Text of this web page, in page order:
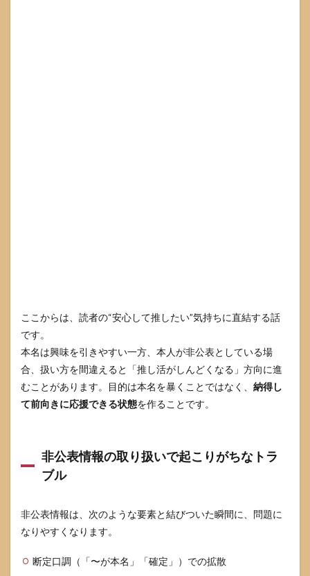
ここからは、読者の“安心して推したい”気持ちに直結する話
です。
本名は興味を引きやすい一方、本人が非公表としている場
合、扱い方を間違えると「推し活がしんどくなる」方向に進
むことがあります。目的は本名を暴くことではなく、 納得し
て前向きに応援できる状態を作ることです。
非公表情報の取り扱いで起こりがちなトラ
ブル
非公表情報は、次のような要素と結びついた瞬間に、問題に
なりやすくなります。
断定口調（「〜が本名」「確定」）での拡散